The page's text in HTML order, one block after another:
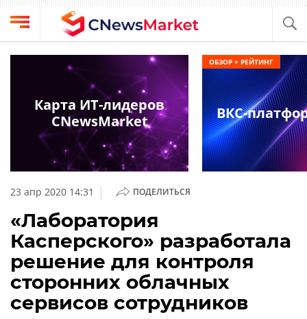
Выбрать
провайдера
Компании
обзоры
кабинет
О
проекте
CNews
Аналитика
CNews
Конференции
Техника
23 апр 2020 14:31 | ПОДЕЛИТЬСЯ
«Лаборатория
Касперского» разработала
решение для контроля
сторонних облачных
сервисов сотрудников
Карта ИТ-лидеров
CNewsMarket
ВКС-
ОБЗОР + РЕЙТИНГ